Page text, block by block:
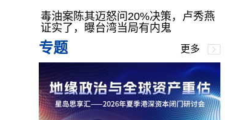
毒油案陈其迈怒问20%决策，卢秀燕
证实了，曝台湾当局有内鬼
专题 更多